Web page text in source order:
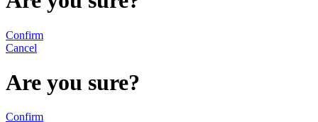
Confirm
Cancel
Are you sure?
Confirm